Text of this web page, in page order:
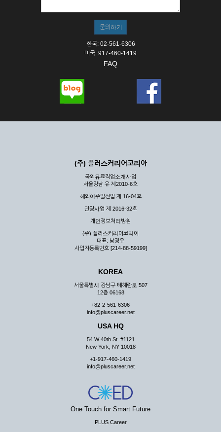
② 시스템 점검, 교체 및 고장, 기술적인 이유, 국가비상사태, 정
스가 불가능할 경우 회사는 사전 공지나 예고 없이 서비스의 전
부 또는 일부를 일시적 또는 영구적으로 중지할 수 있습니다.
③ 기타 회사는 서비스를 제공할 수 없는 합당한 사유가 발생한
④ 회사는 제 2항 및 제 3항의 사유로 서비스의 제공이 일시적
여 배상하지 않습니다.
제3장 권리 및 의무
공할 수 있도록 최선의 노력을 다하여야 합니다.
게 누설, 배포하여서는 안됩니다. 다만, 관계법령에 의하여 국가
기관 등의 합법적인 요구가 있는 경우에는 해당 되지 않습니다.
③ 회사는 이용자로부터 제기되는 의견이나 불만이 정당하다고
인정할 경우에는 즉시 처리하여야 하며, 즉시 처리가 곤란한 경
우 그 처리를 위해 노력해야 합니다.
제7조 (회원의 의무)
① 회원은 ID와 비밀 번호에 관한 모든 관리의 책임이 있으며
② 회원은 이용신청서의 기재내용 중 변경된 내용이 있는 경우
서비스를 통하여 그 내용을 회사에 통지하여야 합니다.
③ 다른 회원의 ID와 비밀번호를 부당하게 사용하는 행위를
④ 회원은 회사의 서비스에서 타 사이트의 홍보행위를 하지 않
아야 하며 공공질서나 미풍약속에 위배되는 내용 혹은 저작권을
리 행위도 할 수 없습니다.
사가 통지하는 사항을 준수하여야 하며, 기타 회사의 업무에 방
해되는 행위를 하여서는 아니 됩니다.
제8조 (회원의 관리)
① 회원은 언제든 이 약관에 대한 동의를 철회할 수 있습니다.
한국: 02-561-6306
미국: 917-460-1419
FAQ
(주) 플러스커리어코리아
국외유료직업소개사업
서울강남 유 제2010-6호
해외이주알선업 제 16-04호
관광사업 제 2016-32호
개인정보처리방침
(주) 플러스커리어코리아
대표: 남광우
사업자등록번호 [214-88-59199]
KOREA
서울특별시 강남구 테헤란로 507
12층 06168
+82-2-561-6306
info@pluscareer.net
USA HQ
54 W 40th St. #1121
New York, NY 10018
+1-917-460-1419
info@pluscareer.net
One Touch for Smart Future
PLUS Career